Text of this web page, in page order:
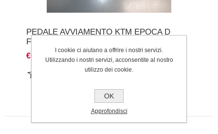
PEDALE AVVIAMENTO KTM EPOCA D
FORO 16MM
€60,00
I cookie ci aiutano a offrire i nostri servizi.
Utilizzando i nostri servizi, acconsentite al nostro
utilizzo dei cookie.
OK
Approfondisci